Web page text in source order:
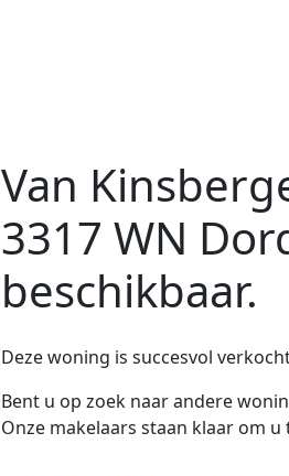
Van
3317 WN
beschikbaar.
Deze woning is succesvol
Bent u op zoek naar andere
Onze makelaars staan klaar om